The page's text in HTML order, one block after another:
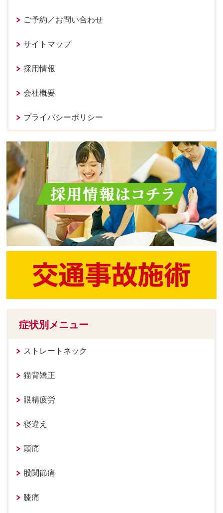
ご予約／お問い合わせ
サイトマップ
採用情報
会社概要
プライバシーポリシー
症状別メニュー
ストレートネック
猫背矯正
眼精疲労
寝違え
頭痛
股関節痛
膝痛